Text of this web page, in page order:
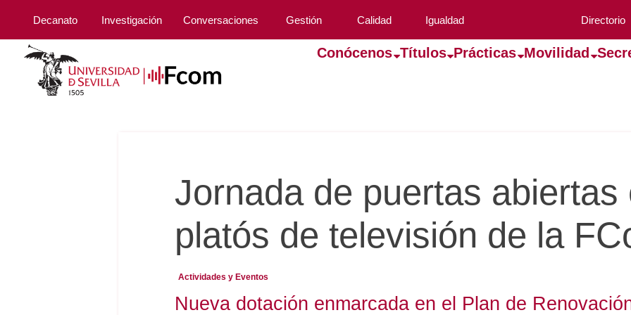
Decanato Investigación Conversaciones Gestión Calidad Igualdad Directorio
Conócenos Títulos Prácticas Movilidad
Jornada de puertas abiertas
platós de televisión de la
Actividades y Eventos
Nueva dotación enmarcada en el Plan de